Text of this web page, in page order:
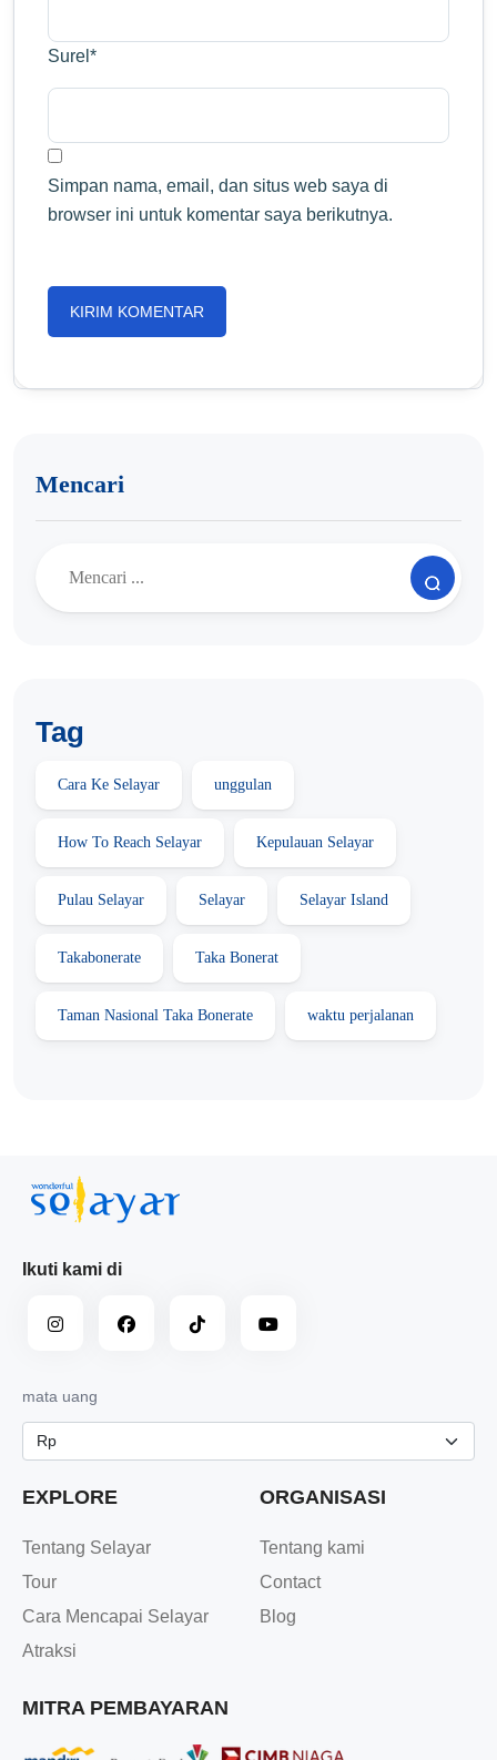
Surel *
Simpan nama, email, dan situs web saya di
browser ini untuk komentar saya berikutnya.
Mencari
Tag
Cara Ke Selayar unggulan
How To Reach Selayar Kepulauan Selayar
Pulau Selayar Selayar Selayar Island
Takabonerate Taka Bonerat
Taman Nasional Taka Bonerate waktu perjalanan
Ikuti kami di
mata uang
EXPLORE
Tentang Selayar
Tour
Cara Mencapai Selayar
Atraksi
ORGANISASI
Tentang kami
Contact
Blog
MITRA PEMBAYARAN